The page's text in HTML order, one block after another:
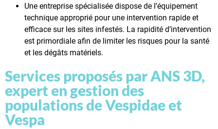
Une entreprise spécialisée dispose de l’équipement
technique approprié pour une intervention rapide et
efficace sur les sites infestés. La rapidité d’intervention
est primordiale afin de limiter les risques pour la santé
et les dégâts matériels.
Services proposés par ANS 3D,
expert en gestion des
populations de Vespidae et
Vespa